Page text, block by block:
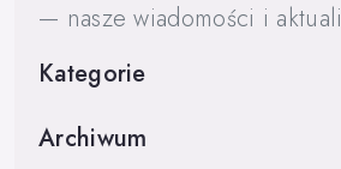
— nasze wiadomości i
Kategorie
Archiwum